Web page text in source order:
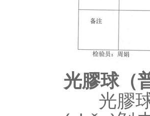
光膠球（
光膠球